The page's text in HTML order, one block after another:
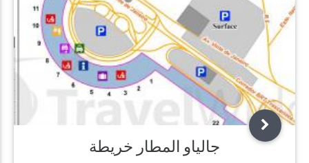
جالياو المطار خريطة